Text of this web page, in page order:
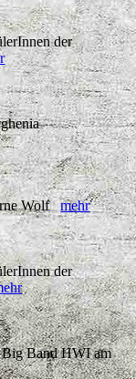
der
Wolfmehr
der
Big Band HWI am